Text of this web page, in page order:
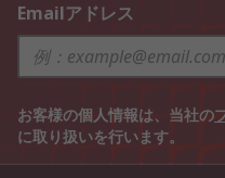
Emailアドレス
お客様の個人情報は、当社の
に取り扱いを行います。